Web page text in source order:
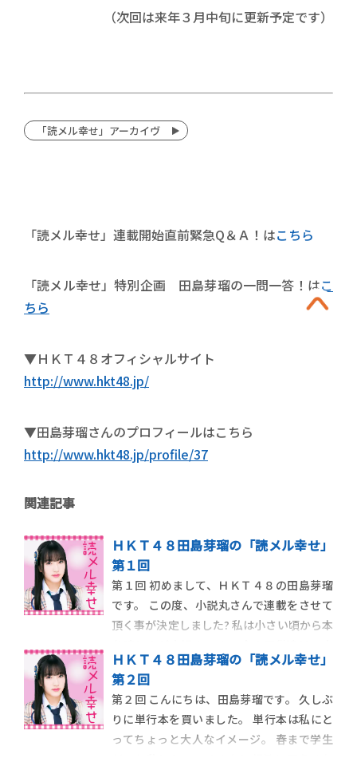
（次回は来年３月中旬に更新予定です）
「読メル幸せ」アーカイヴ
「読メル幸せ」連載開始直前緊急Q＆Ａ！はこちら
「読メル幸せ」特別企画 田島芽瑠の一問一答！はこ
ちら
▼ＨＫＴ４８オフィシャルサイト
http://www.hkt48.jp/
▼田島芽瑠さんのプロフィールはこちら
http://www.hkt48.jp/profile/37
関連記事
ＨＫＴ４８田島芽瑠の「読メル幸せ」
第１回
第１回 初めまして、ＨＫＴ４８の田島芽瑠
です。 この度、小説丸さんで連載をさせて
頂く事が決定しました? 私は小さい頃から本
を読みなさい！ と言われる事はあっても、
私のように本を読むのをやめなさい！ っ
て怒られた経験は少ないと思います。 だっ
て、好きなテレビドラ […]
ＨＫＴ４８田島芽瑠の「読メル幸せ」
第２回
第２回 こんにちは、田島芽瑠です。 久しぶ
りに単行本を買いました。 単行本は私にと
ってちょっと大人なイメージ。 春まで学生